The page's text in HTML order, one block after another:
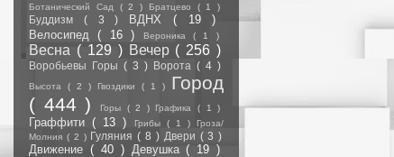
Ботанический Сад ( 2 ) Братцево ( 1 )
Буддизм ( 3 ) ВДНХ ( 19 )
Велосипед( 16 ) Вероника ( 1 )
Весна ( 129 ) Вечер ( 256 )
Воробьевы Горы ( 3 ) Ворота ( 4 )
Высота ( 2 ) Гвоздики ( 1 ) Город
( 444 )
Горы ( 2 ) Графика( 1 )
Граффити( 13 ) Грибы ( 1 ) Гроза/
Молния ( 2 ) Гуляния( 8 ) Двери ( 3 )
Движение ( 40 ) Девушка( 19 )